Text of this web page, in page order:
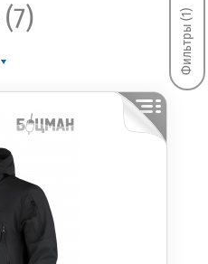
(7) Фильтры (1)